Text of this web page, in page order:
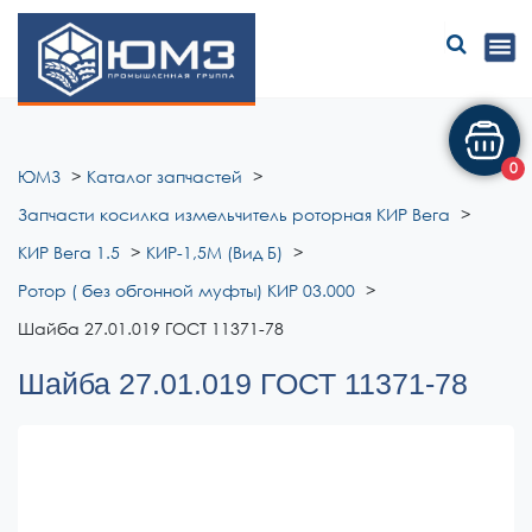
ЮМЗ
ЮМЗ
Каталог запчастей
Запчасти косилка измельчитель роторная КИР Вега
КИР Вега 1.5
КИР-1,5М (Вид Б)
Ротор ( без обгонной муфты) КИР 03.000
Шайба 27.01.019 ГОСТ 11371-78
Шайба 27.01.019 ГОСТ 11371-78
0